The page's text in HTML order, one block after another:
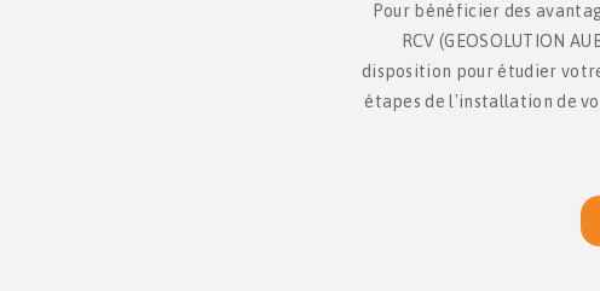
Pour bénéficier des
RCV (GEOSOLUTION
disposition pour étudier
étapes de l'installation de